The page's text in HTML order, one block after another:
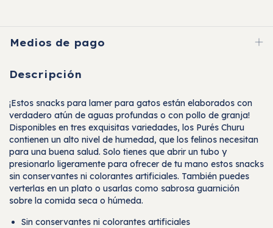
Medios de pago
Descripción
¡Estos snacks para lamer para gatos están elaborados con
verdadero atún de aguas profundas o con pollo de granja!
Disponibles en tres exquisitas variedades, los Purés Churu
contienen un alto nivel de humedad, que los felinos necesitan
para una buena salud. Solo tienes que abrir un tubo y
presionarlo ligeramente para ofrecer de tu mano estos snacks
sin conservantes ni colorantes artificiales. También puedes
verterlas en un plato o usarlas como sabrosa guarnición
sobre la comida seca o húmeda.
Sin conservantes ni colorantes artificiales